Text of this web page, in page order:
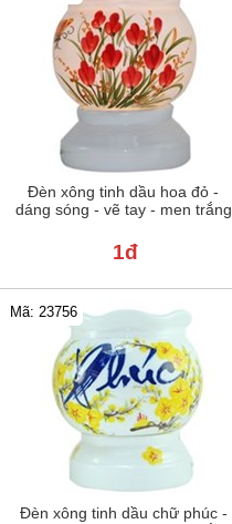
Đèn xông tinh dầu hoa đỏ -
dáng sóng - vẽ tay - men trắng
1đ
Đèn xông tinh dầu chữ phúc -
Mã: 23756